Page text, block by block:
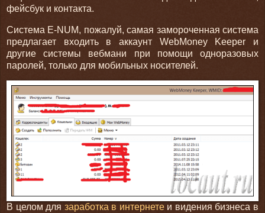
фейсбук и контакта.
Система E-NUM, пожалуй, самая замороченная система
предлагает входить в аккаунт WebMoney Keeper и
другие системы вебмани при помощи одноразовых
паролей, только для мобильных носителей.
В целом для заработка в интернетеи видения бизнеса в